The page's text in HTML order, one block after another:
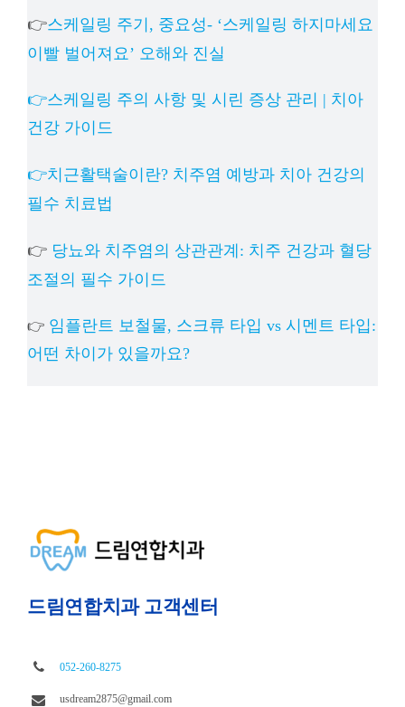
👉스케일링 주기, 중요성- ‘스케일링 하지마세요
이빨 벌어져요’ 오해와 진실
👉스케일링 주의 사항 및 시린 증상 관리 | 치아
건강 가이드
👉치근활택술이란? 치주염 예방과 치아 건강의
필수 치료법
👉 당뇨와 치주염의 상관관계: 치주 건강과 혈당
조절의 필수 가이드
👉 임플란트 보철물, 스크류 타입 vs 시멘트 타입:
어떤 차이가 있을까요?
드림연합치과 고객센터
052-260-8275
usdream2875@gmail.com